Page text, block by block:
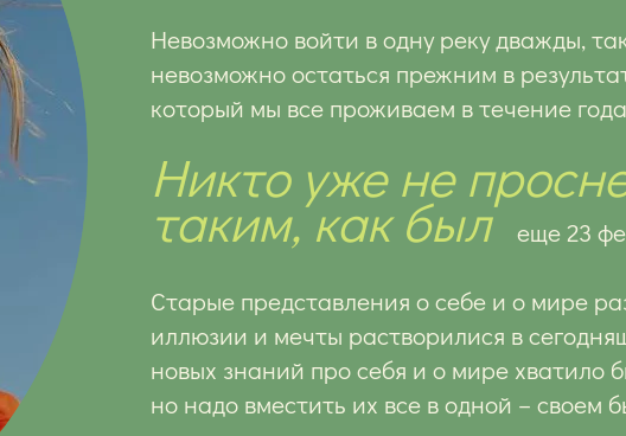
Невозможно войти в одну реку дважды,
невозможно остаться прежним в
который мы все проживаем в течение
Никто уже не
таким, как был еще 23
Старые представления о себе и о мире
иллюзии и мечты растворилися в
новых знаний про себя и о мире хватило
но надо вместить их все в одной – своем